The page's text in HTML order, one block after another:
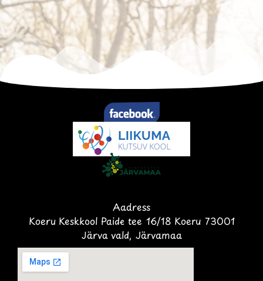
Aadress
Koeru Keskkool Paide tee 16/18 Koeru 73001
Järva vald, Järvamaa